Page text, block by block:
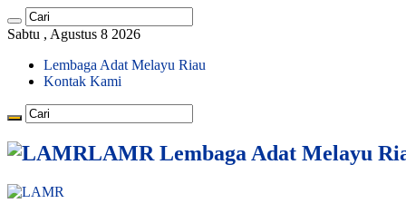
Sabtu , Agustus 8 2026
Lembaga Adat Melayu Riau
Kontak Kami
LAMR Lembaga Adat Melayu